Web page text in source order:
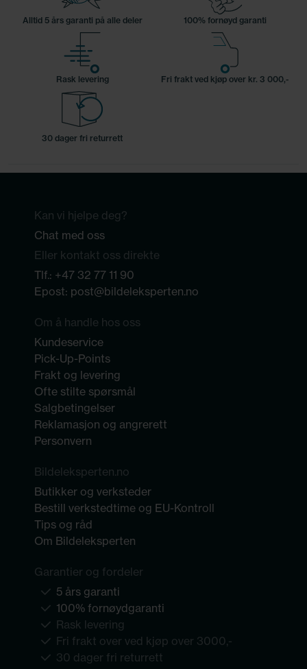
Alltid 5 års garanti på alle deler 100% fornøyd garanti
Rask levering Fri frakt ved kjøp over kr. 3 000,-
30 dager fri returrett
Kan vi hjelpe deg?
Chat med oss
Eller kontakt oss direkte
Tlf.: +47 32 77 11 90
Epost: post@bildeleksperten.no
Om å handle hos oss
Kundeservice
Pick-Up-Points
Frakt og levering
Ofte stilte spørsmål
Salgbetingelser
Reklamasjon og angrerett
Personvern
Bildeleksperten.no
Butikker og verksteder
Bestill verkstedtime og EU-Kontroll
Tips og råd
Om Bildeleksperten
Garantier og fordeler
5 års garanti
100% fornøydgaranti
Rask levering
Fri frakt over ved kjøp over 3000,-
30 dager fri returrett